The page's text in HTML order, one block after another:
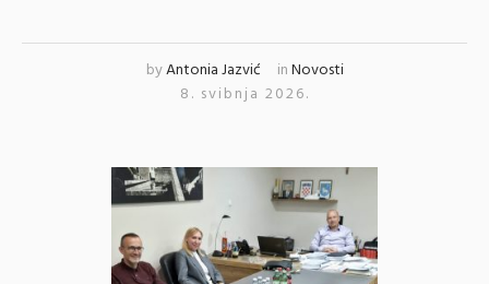
byAntonia Jazvić inNovosti
8. svibnja 2026.